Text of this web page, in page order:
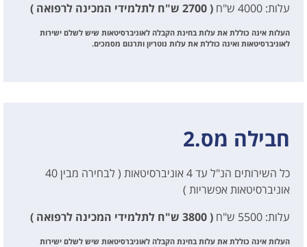
עלות: 4000 ש"ח
( 2700 ש"ח לתלמידי המכינה לרפואה )
העלות אינה כוללת את עלות בחינת הקבלה לאוניברסיטאות שיש לשלם ישירות
לאוניברסיטאות ואינה כוללת את עלות נוטריון ותרגום מסמכים.
חבילה מס.2
כל השירותים הנ"ל עד 4 אוניברסיטאות ( לבחירה מבין 40
אוניברסיטאות אפשריות )
עלות: 5500 ש"ח
( 3800 ש"ח לתלמידי המכינה לרפואה )
העלות אינה כוללת את עלות בחינת הקבלה לאוניברסיטאות שיש לשלם ישירות